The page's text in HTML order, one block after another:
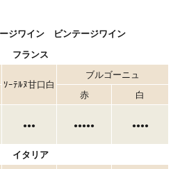
ジワイン ビンテージワイン
フランス
ｿｰﾃﾙﾇ甘口白
ブルゴーニュ
赤 白
●●● ●●●●● ●●●●
イタリア